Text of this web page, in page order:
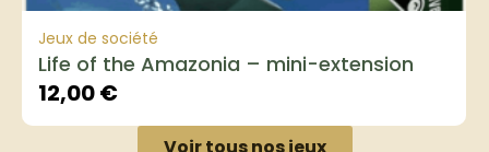
Jeux de société
Life of the Amazonia – mini-extension
12,00€